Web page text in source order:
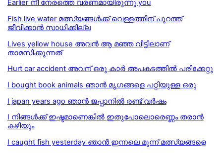
Earlier നീ നേരത്തെ വരണമായിരുന്നു you
Fish live water മത്സ്യങ്ങള്‍ക്ക് വെള്ളത്തിന് പുറത്ത്
ജീവിക്കാന്‍ സാധിക്കില്ല
Lives yellow house അവൻ ആ മഞ്ഞ വീട്ടിലാണ്
താമസിക്കുന്നത്
Hurt car accident അവന് ഒരു കാർ അപകടത്തിൽ പരിക്കേറ്റു
I bought book animals ഞാൻ മൃഗങ്ങളെ പറ്റിയുള്ള ഒരു
I japan years ago ഞാൻ ജപ്പാനിൽ രണ്ട് വർഷം
I നിങ്ങള്‍ക്ക് ഇഷ്ടമാണെങ്കില്‍ ഇതുപോലൊരെണ്ണം തരാന്‍
കഴിയും
I caught fish yesterday ഞാൻ ഇന്നലെ മൂന്ന് മത്സ്യങ്ങളെ